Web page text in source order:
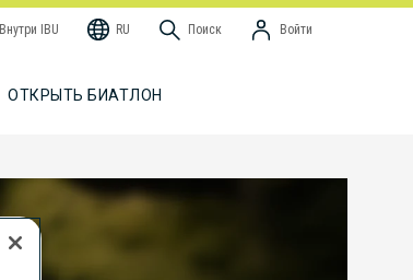
Внутри IBU RU Поиск Войти
ОТКРЫТЬ БИАТЛОН